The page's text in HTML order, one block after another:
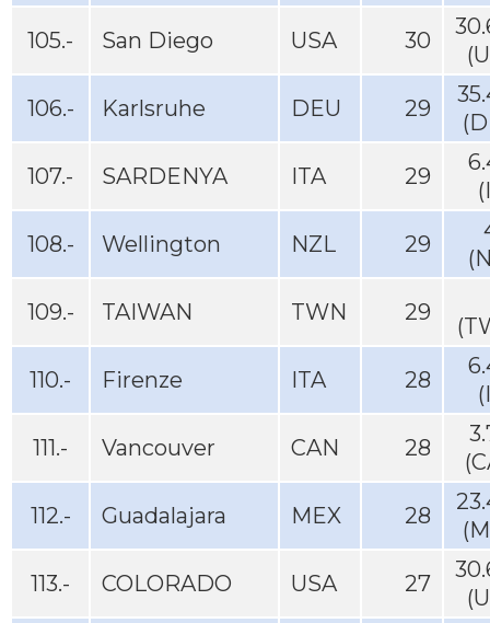
105.- San Diego USA 30
106.- Karlsruhe DEU 29
107.- SARDENYA ITA 29
108.- Wellington NZL 29
109.- TAIWAN TWN 29
110.- Firenze ITA 28
111.- Vancouver CAN 28
112.- Guadalajara MEX 28
113.- COLORADO USA 27